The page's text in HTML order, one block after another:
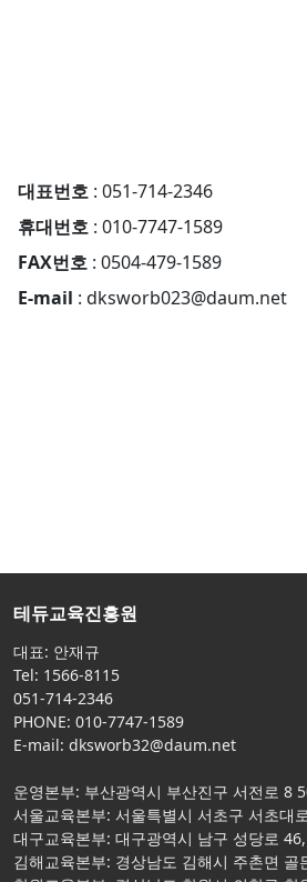
대표번호 : 051-714-2346
휴대번호 : 010-7747-1589
FAX번호 : 0504-479-1589
E-mail : dksworb023@daum.net
테듀교육진흥원
대표: 안재규
Tel: 1566-8115
051-714-2346
PHONE: 010-7747-1589
E-mail: dksworb32@daum.net
운영본부: 부산광역시 부산진구 서전로 8
서울교육본부: 서울특별시 서초구 서초대
대구교육본부: 대구광역시 남구 성당로
김해교육본부: 경상남도 김해시 주촌면 골